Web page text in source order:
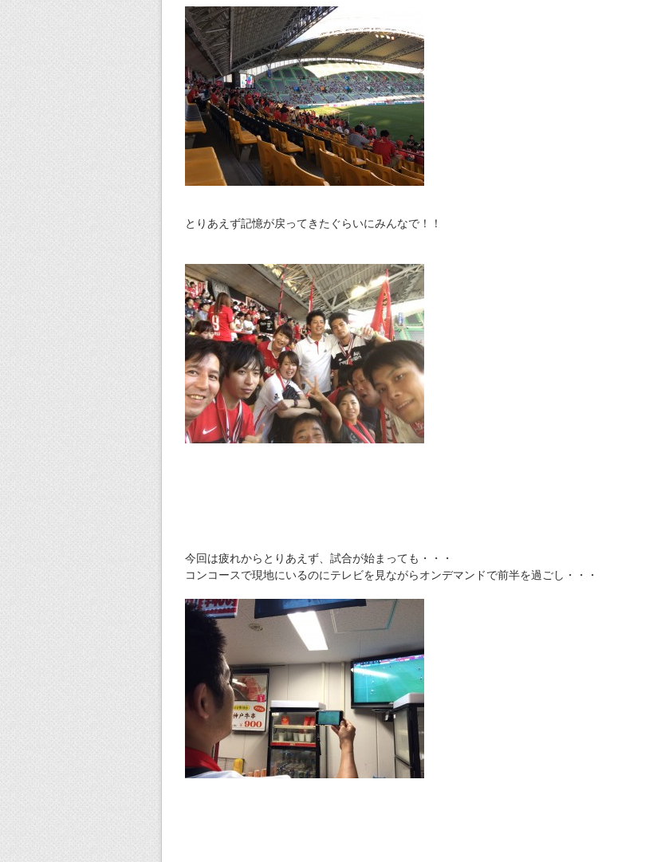
とりあえず記憶が戻ってきたぐらいにみんなで！！
今回は疲れからとりあえず、試合が始まっても・・・
コンコースで現地にいるのにテレビを見ながらオンデマンドで前半を過ごし・・・